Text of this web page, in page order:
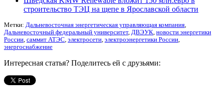
строительство ТЭЦ на щепе в Ярославской области
Метки: Дальневосточная энергетическая управляющая компания
Дальневосточный федеральный университет, ДВЭУК новости энергетики
России саммит АТЭС электросети электроэнергетики России
энергоснабжение
Интересная статья? Поделитесь ей с друзьями: